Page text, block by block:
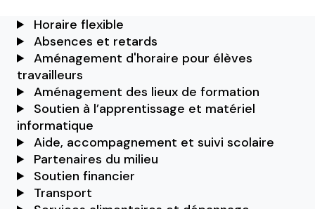
Horaire flexible
Absences et retards
Aménagement d'horaire pour élèves
travailleurs
Aménagement des lieux de formation
Soutien à l’apprentissage et matériel
informatique
Aide, accompagnement et suivi scolaire
Partenaires du milieu
Soutien financier
Transport